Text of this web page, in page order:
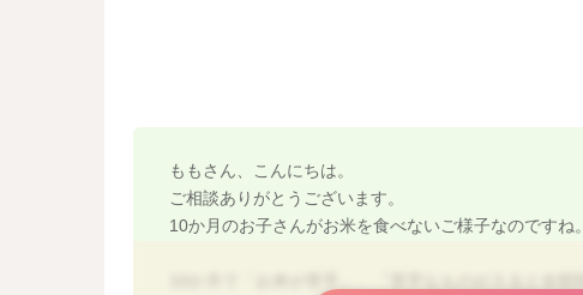
ももさん、こんにちは。
ご相談ありがとうございます。
10か月のお子さんがお米を食べないご様子なのですね。